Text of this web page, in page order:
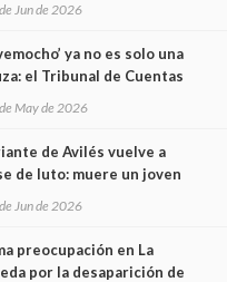
Jun de 2026
ya no es solo una
el Tribunal de Cuentas
de los trenes que no
por los túneles
May de 2026
de Avilés vuelve a
de luto: muere un joven
Jun de 2026
preocupación en La
por la desaparición de